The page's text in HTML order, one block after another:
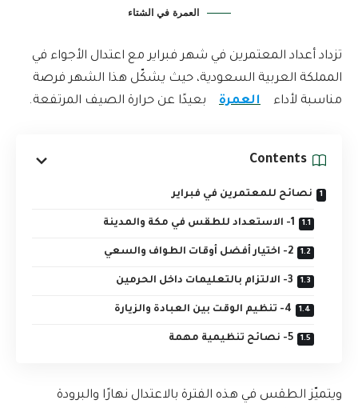
العمرة في الشتاء
تزداد أعداد المعتمرين في شهر فبراير مع اعتدال الأجواء في
المملكة العربية السعودية، حيث يشكّل هذا الشهر فرصة
مناسبة لأداء
العمرة بعيدًا عن حرارة الصيف المرتفعة.
Contents
نصائح للمعتمرين في فبراير
1- الاستعداد للطقس في مكة والمدينة
2- اختيار أفضل أوقات الطواف والسعي
3- الالتزام بالتعليمات داخل الحرمين
4- تنظيم الوقت بين العبادة والزيارة
5- نصائح تنظيمية مهمة
ويتميّز الطقس في هذه الفترة بالاعتدال نهارًا والبرودة